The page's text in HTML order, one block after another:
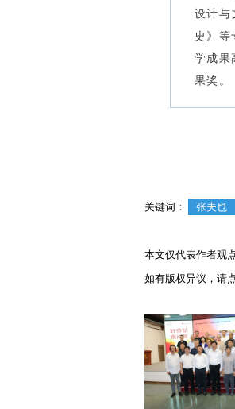
设计与
史》
学成果
果奖。
关键词： 张夫也
本文仅代表作者观
如有版权异议，请